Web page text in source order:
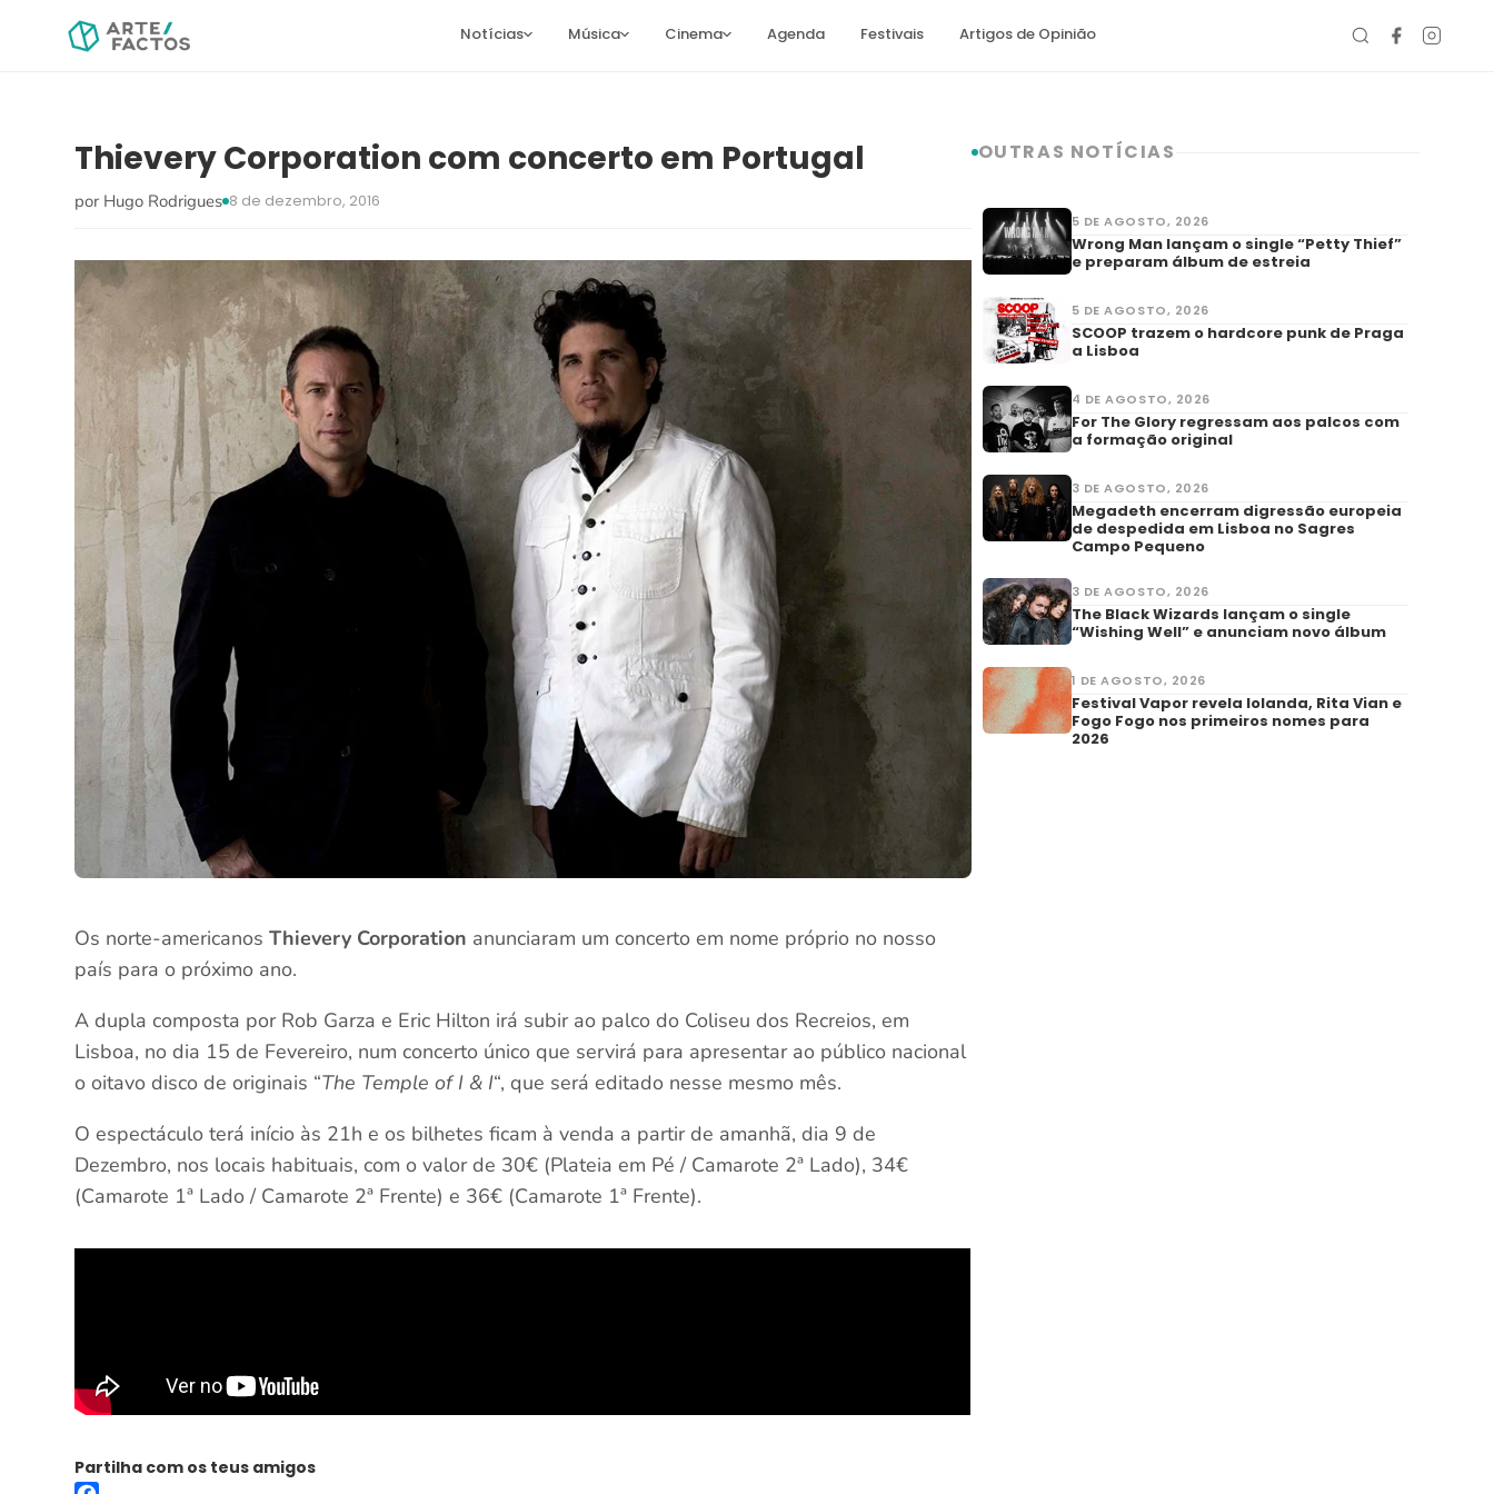
Notícias Música Cinema Agenda Festivais Artigos de Opinião
Thievery Corporation com concerto em Portugal
por Hugo Rodrigues 8 de dezembro, 2016
Os norte-americanosThievery Corporation anunciaram um concerto em nome próprio no nosso
país para o próximo ano.
A dupla composta por Rob Garza e Eric Hilton irá subir ao palco do Coliseu dos Recreios, em
Lisboa, no dia 15 de Fevereiro, num concerto único que servirá para apresentar ao público nacional
o oitavo disco de originais “The Temple of I & I“, que será editado nesse mesmo mês.
O espectáculo terá início às 21h e os bilhetes ficam à venda a partir de amanhã, dia 9 de
Dezembro, nos locais habituais, com o valor de 30€ (Plateia em Pé / Camarote 2ª Lado), 34€
(Camarote 1ª Lado / Camarote 2ª Frente) e 36€ (Camarote 1ª Frente).
Partilha com os teus amigos
OUTRAS NOTÍCIAS
5 DE AGOSTO, 2026
Wrong Man lançam o single “Petty Thief”
e preparam álbum de estreia
5 DE AGOSTO, 2026
SCOOP trazem o hardcore punk de Praga
a Lisboa
4 DE AGOSTO, 2026
For The Glory regressam aos palcos com
a formação original
3 DE AGOSTO, 2026
Megadeth encerram digressão europeia
de despedida em Lisboa no Sagres
Campo Pequeno
3 DE AGOSTO, 2026
The Black Wizards lançam o single
“Wishing Well” e anunciam novo álbum
1 DE AGOSTO, 2026
Festival Vapor revela Iolanda, Rita Vian e
Fogo Fogo nos primeiros nomes para
2026